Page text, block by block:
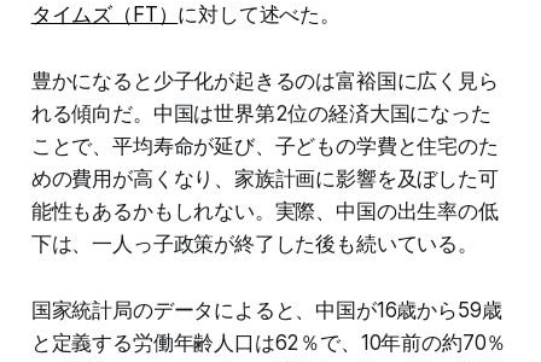
タイムズ（FT） に対して述べた。
豊かになると少子化が起きるのは富裕国に広く見ら
れる傾向だ。中国は世界第2位の経済大国になった
ことで、平均寿命が延び、子どもの学費と住宅のた
めの費用が高くなり、家族計画に影響を及ぼした可
能性もあるかもしれない。実際、中国の出生率の低
下は、一人っ子政策が終了した後も続いている。
国家統計局のデータによると、中国が16歳から59歳
と定義する労働年齢人口は62％で、10年前の約70％